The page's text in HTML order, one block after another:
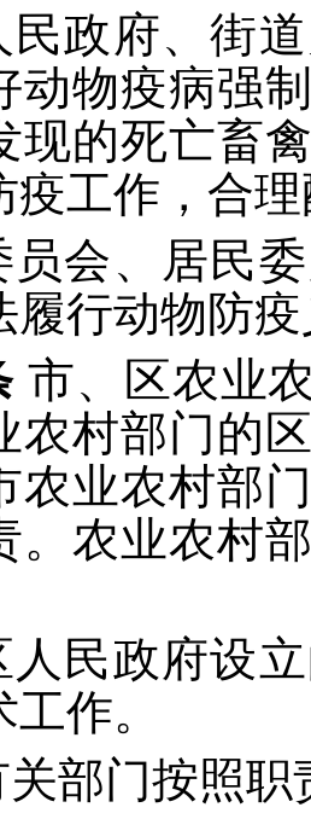
民政府、街
动物疫病强
现的死亡畜
疫工作，合
员会、居民
履行动物防
市、区农业
农村部门的
农业农村部
。农业农村
人民政府设
作。
部门按照